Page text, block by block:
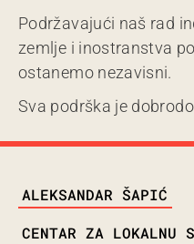
Podržavajući naš rad
zemlje i inostranstva
ostanemo nezavisni.
Sva podrška je
ALEKSANDAR ŠAPIĆ
CENTAR ZA LOKALNU